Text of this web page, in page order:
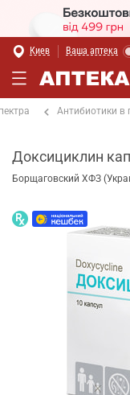
Киев Ваша аптека
Антибиотики в
Доксициклин
Борщаговский ХФЗ